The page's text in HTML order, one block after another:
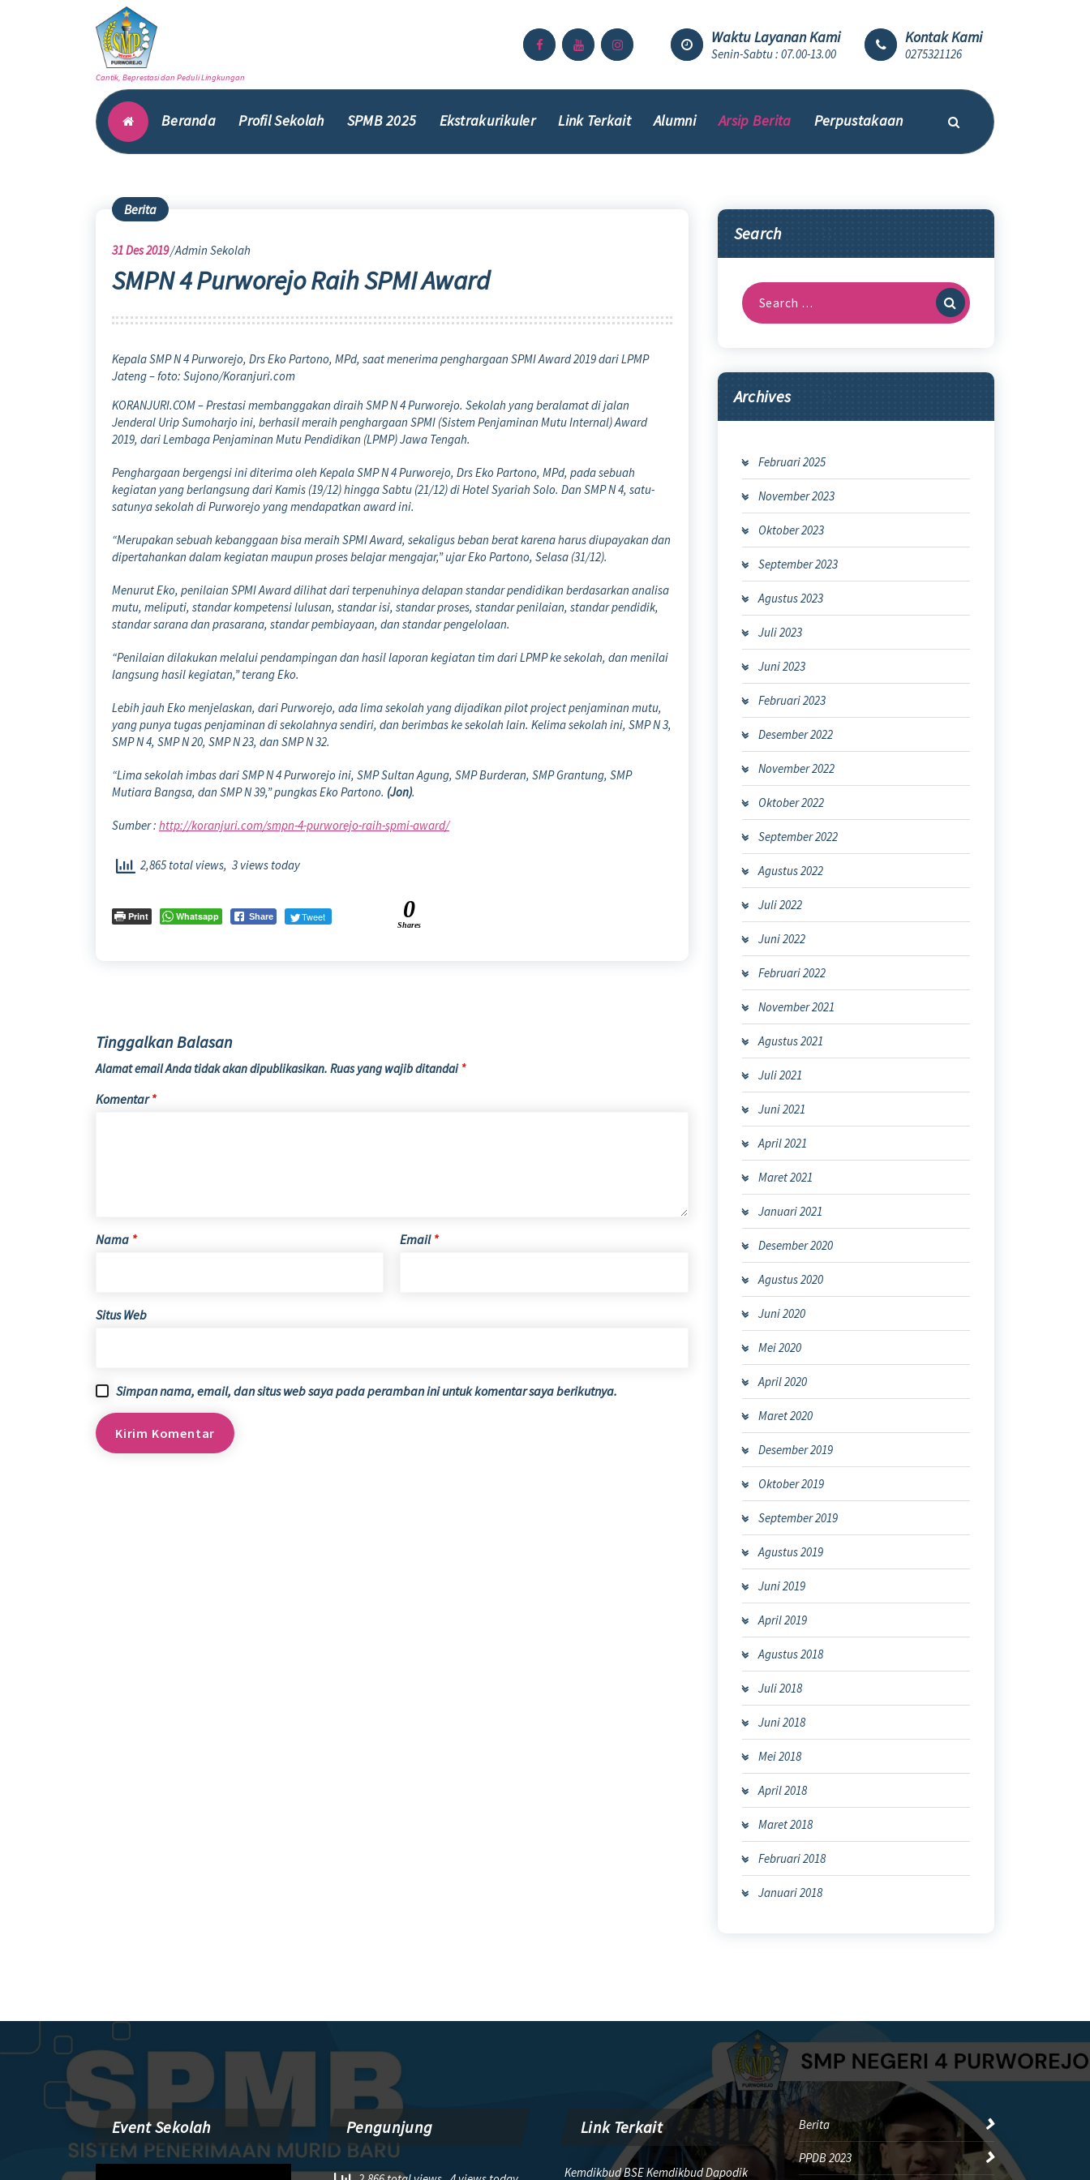
Cantik, Beprestasi dan Peduli Lingkungan
Waktu Layanan Kami
Senin-Sabtu : 07.00-13.00
Kontak Kami
0275321126
Beranda Profil Sekolah SPMB 2025 Ekstrakurikuler Link Terkait Alumni Arsip Berita Perpustakaan
Berita
31Des 2019 Admin Sekolah
SMPN 4 Purworejo Raih SPMI Award
Kepala SMP N 4 Purworejo, Drs Eko Partono, MPd, saat menerima penghargaan SPMI Award 2019 dari LPMP
Jateng – foto: Sujono/Koranjuri.com
KORANJURI.COM – Prestasi membanggakan diraih SMP N 4 Purworejo. Sekolah yang beralamat di jalan
Jenderal Urip Sumoharjo ini, berhasil meraih penghargaan SPMI (Sistem Penjaminan Mutu Internal) Award
2019, dari Lembaga Penjaminan Mutu Pendidikan (LPMP) Jawa Tengah.
Penghargaan bergengsi ini diterima oleh Kepala SMP N 4 Purworejo, Drs Eko Partono, MPd, pada sebuah
kegiatan yang berlangsung dari Kamis (19/12) hingga Sabtu (21/12) di Hotel Syariah Solo. Dan SMP N 4, satu-
satunya sekolah di Purworejo yang mendapatkan award ini.
“Merupakan sebuah kebanggaan bisa meraih SPMI Award, sekaligus beban berat karena harus diupayakan dan
dipertahankan dalam kegiatan maupun proses belajar mengajar,” ujar Eko Partono, Selasa (31/12).
Menurut Eko, penilaian SPMI Award dilihat dari terpenuhinya delapan standar pendidikan berdasarkan analisa
mutu, meliputi, standar kompetensi lulusan, standar isi, standar proses, standar penilaian, standar pendidik,
standar sarana dan prasarana, standar pembiayaan, dan standar pengelolaan.
“Penilaian dilakukan melalui pendampingan dan hasil laporan kegiatan tim dari LPMP ke sekolah, dan menilai
langsung hasil kegiatan,” terang Eko.
Lebih jauh Eko menjelaskan, dari Purworejo, ada lima sekolah yang dijadikan pilot project penjaminan mutu,
yang punya tugas penjaminan di sekolahnya sendiri, dan berimbas ke sekolah lain. Kelima sekolah ini, SMP N 3,
SMP N 4, SMP N 20, SMP N 23, dan SMP N 32.
“Lima sekolah imbas dari SMP N 4 Purworejo ini, SMP Sultan Agung, SMP Burderan, SMP Grantung, SMP
Mutiara Bangsa, dan SMP N 39,” pungkas Eko Partono. (Jon).
Sumber : http://koranjuri.com/smpn-4-purworejo-raih-spmi-award/
2,865 total views, 3 views today
Print Whatsapp Share Tweet 0
Shares
Tinggalkan Balasan
Alamat email Anda tidak akan dipublikasikan. Ruas yang wajib ditandai *
Komentar*
Nama * Email *
Situs Web
Simpan nama, email, dan situs web saya pada peramban ini untuk komentar saya berikutnya.
Search
Search
for:
Archives
Februari 2025
November 2023
Oktober 2023
September 2023
Agustus 2023
Juli 2023
Juni 2023
Februari 2023
Desember 2022
November 2022
Oktober 2022
September 2022
Agustus 2022
Juli 2022
Juni 2022
Februari 2022
November 2021
Agustus 2021
Juli 2021
Juni 2021
April 2021
Maret 2021
Januari 2021
Desember 2020
Agustus 2020
Juni 2020
Mei 2020
April 2020
Maret 2020
Desember 2019
Oktober 2019
September 2019
Agustus 2019
Juni 2019
April 2019
Agustus 2018
Juli 2018
Juni 2018
Mei 2018
April 2018
Maret 2018
Februari 2018
Januari 2018
Event Sekolah
Pemutar
Pengunjung Link Terkait
Kemdikbud BSE Kemdikbud Dapodik
Berita
PPDB 2023